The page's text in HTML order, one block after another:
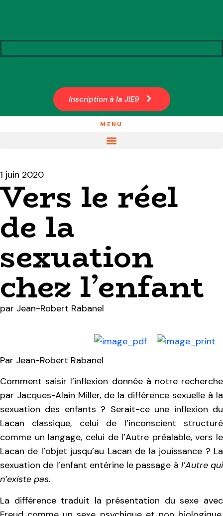
Inscription à la JIE9
MENU
1 juin 2020
Vers le réel
de la
sexuation
chez l’enfant
par Jean-Robert Rabanel
Par Jean-Robert Rabanel
Comment saisir l’inflexion donnée à notre recherche
par Jacques-Alain Miller, de la différence sexuelle à la
sexuation des enfants ? Serait-ce une inflexion du
Lacan classique, celui de l’inconscient structuré
comme un langage, celui de l’Autre préalable, vers le
Lacan de l’objet jusqu’au Lacan de la jouissance ? La
sexuation de l’enfant entérine le passage à l’Autre qui
n’existe pas.
La différence traduit la présentation du sexe avec